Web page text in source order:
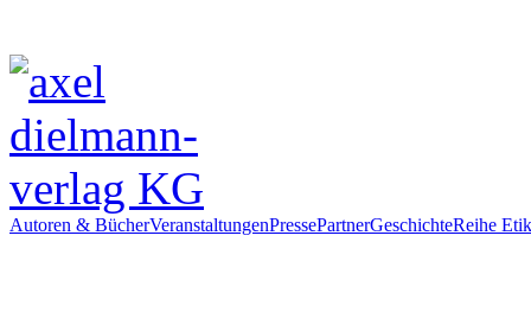
Autoren & BücherVeranstaltungenPressePartnerGeschichteReihe